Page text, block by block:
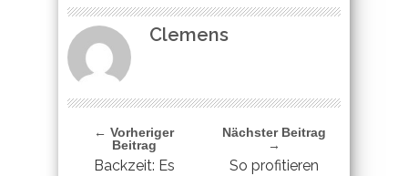
Clemens
← Vorheriger
Beitrag
Backzeit: Es
Nächster Beitrag
→
So profitieren